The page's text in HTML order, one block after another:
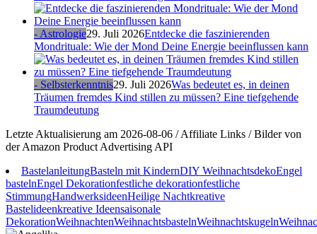
- Astrologie29. Juli 2026Entdecke die faszinierenden
Mondrituale: Wie der Mond Deine Energie beeinflussen kann
- Selbsterkenntnis29. Juli 2026Was bedeutet es, in deinen
Träumen fremdes Kind stillen zu müssen? Eine tiefgehende
Traumdeutung
Letzte Aktualisierung am 2026-08-06 / Affiliate Links / Bilder von
der Amazon Product Advertising API
BastelanleitungBasteln mit KindernDIY WeihnachtsdekoEngel
bastelnEngel Dekorationfestliche dekorationfestliche
StimmungHandwerksideenHeilige Nachtkreative
Bastelideenkreative Ideensaisonale
DekorationWeihnachtenWeihnachtsbastelnWeihnachtskugeln